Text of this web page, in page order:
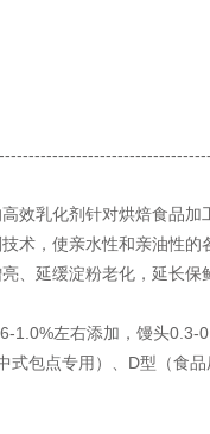
效乳化剂针对烘焙食品
术，使亲水性和亲油性
、延缓淀粉老化，延长
左右添加，馒头
包点专用）、D型（食品